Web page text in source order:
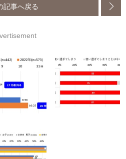
記事へ戻る